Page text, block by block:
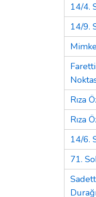
14/4.
14/9.
Rıza
Rıza
14/6.
71.